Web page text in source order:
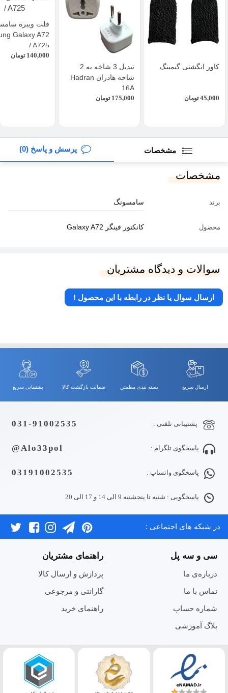
کاور انگشتی گیمینگ
45,000 تومان
تبدیل 3 شاخه به 2
شاخه هادران Hadran
16A
175,000 تومان
فلت ویبره
Galaxy A72
/ A725
140,000 تومان
مشخصات پرسش و پاسخ (0)
مشخصات
برند سامسونگ
محصول کانکتور فینگر Galaxy A72
سوالات و دیدگاه مشتریان
ارسال سوال یا نظر در رابطه با این محصول !
ارسال سریع بسته بندی مطمئن ضمانت بازگشت کالا پشتیبانی سریع
پشتیبانی تلفنی : 031-91002535
پاسخگوی تلگرام : Alo33pol@
پاسخگوی واتساپ : 03191002535
پاسخگویی : شنبه تا پنجشنبه 9 الی 14 و 17 الی 20
در شبکه های اجتماعی :
سی و سه پل
درباره‌ی ما
تماس با ما
شماره حساب
بلاگ آموزشی
راهنمای مشتریان
پردازش و ارسال کالا
گارانتی و مرجوعی
راهنمای خرید